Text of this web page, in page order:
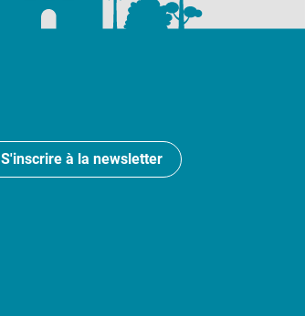
S'inscrire à la newsletter